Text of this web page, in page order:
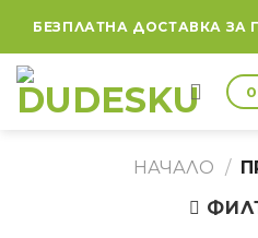
БЕЗПЛАТНА ДОСТАВКА ЗА
НАЧАЛО /